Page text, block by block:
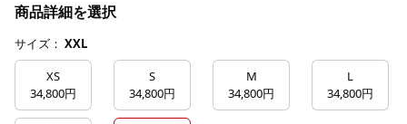
商品詳細を選択
サイズ： XXL
XS
34,800円
S
34,800円
M
34,800円
L
34,800円